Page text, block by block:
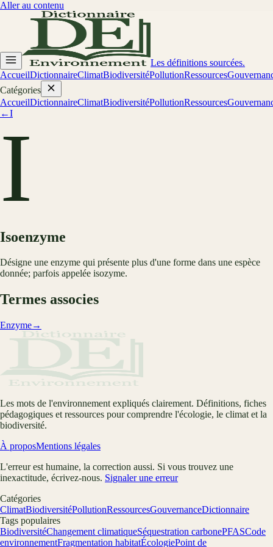
Aller au contenu
Les définitions sourcées.
AccueilDictionnaireClimatBiodiversitéPollutionRessources
Catégories
AccueilDictionnaireClimatBiodiversitéPollutionRessources
←I
I
Isoenzyme
Désigne une enzyme qui présente plus d'une forme dans une espèce
donnée; parfois appelée isozyme.
Termes associes
Enzyme→
Les mots de l'environnement expliqués clairement. Définitions, fiches
pédagogiques et ressources pour comprendre l'écologie, le climat et la
biodiversité.
À proposMentions légales
L'erreur est humaine, la correction aussi. Si vous trouvez une
inexactitude, écrivez-nous. Signaler une erreur
Catégories
ClimatBiodiversitéPollutionRessourcesGouvernanceDictionnaire
Tags populaires
BiodiversitéChangement climatiqueSéquestration carbonePFASCode
environnementFragmentation habitatÉcologiePoint de